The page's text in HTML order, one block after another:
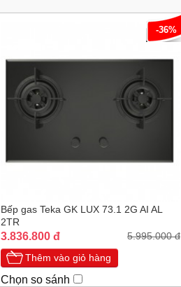
-36%
Bếp gas Teka GK LUX 73.1 2G AI AL
2TR
3.836.800 đ 5.995.000 đ
Thêm vào giỏ hàng
Chọn so sánh